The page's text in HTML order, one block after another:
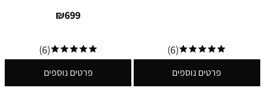
(6)
פרטים נוספים
₪699
(6)
פרטים נוספים